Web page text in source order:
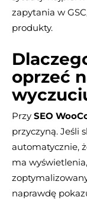
zapytania w
produkty.
oprzeć
Przy SEO
przyczyną. Jeśli
automatycznie,
ma
naprawdę